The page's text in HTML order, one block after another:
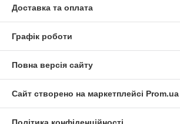
Доставка та оплата
Графік роботи
Повна версія сайту
Сайт створено на маркетплейсі Prom.ua
Політика конфіденційності